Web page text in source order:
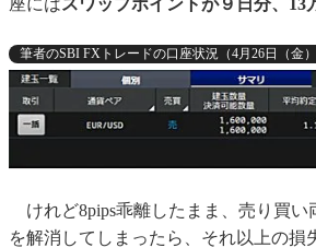
筆者のSBI FXトレードの口座状況（4月26日（金）
けれど8pips乖離したまま、売り買い
を解消してしまったら、それ以上の損